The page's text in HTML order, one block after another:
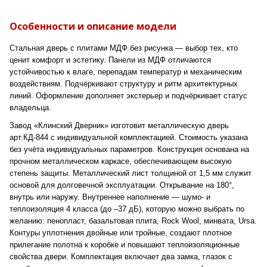
Особенности и описание модели
Стальная дверь с плитами МДФ без рисунка — выбор тех, кто
ценит комфорт и эстетику. Панели из МДФ отличаются
устойчивостью к влаге, перепадам температур и механическим
воздействиям. Подчёркивают структуру и ритм архитектурных
линий. Оформление дополняет экстерьер и подчёркивает статус
владельца.
Завод «Клинский Дверник» изготовит металлическую дверь
арт.КД-844 с индивидуальной комплектацией. Стоимость указана
без учёта индивидуальных параметров. Конструкция основана на
прочном металлическом каркасе, обеспечивающем высокую
степень защиты. Металлический лист толщиной от 1,5 мм служит
основой для долговечной эксплуатации. Открывание на 180°,
внутрь или наружу. Внутреннее наполнение — шумо- и
теплоизоляция 4 класса (до –37 дБ), которую можно выбрать по
желанию: пенопласт, базальтовая плита, Rock Wool, минвата, Ursa.
Контуры уплотнения двойные или тройные, создают плотное
прилегание полотна к коробке и повышают теплоизоляционные
свойства двери. Комплектация включает два замка, глазок с